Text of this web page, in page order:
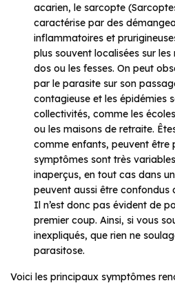
acarien, le sarcopte
caractérise par des
inflammatoires et
plus souvent localisées sur
dos ou les fesses. On peut
par le parasite sur son
contagieuse et les épidémies
collectivités, comme les
ou les maisons de retraite.
comme enfants, peuvent être
symptômes sont très
inaperçus, en tout cas dans
peuvent aussi être confondus
Il n’est donc pas évident de
premier coup. Ainsi, si vous
inexpliqués, que rien ne
parasitose.
Voici les principaux symptômes